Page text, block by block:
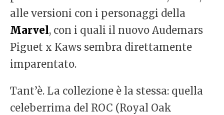
alle versioni con i personaggi della
Marvel, con i quali il nuovo Audemars
Piguet x Kaws sembra direttamente
imparentato.
Tant’è. La collezione è la stessa: quella
celeberrima del ROC (Royal Oak